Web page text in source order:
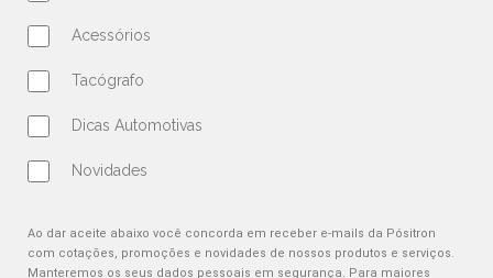
Acessórios
Tacógrafo
Dicas Automotivas
Novidades
Ao dar aceite abaixo você concorda em receber e-mails da Pósitron
com cotações, promoções e novidades de nossos produtos e serviços.
Manteremos os seus dados pessoais em segurança. Para maiores